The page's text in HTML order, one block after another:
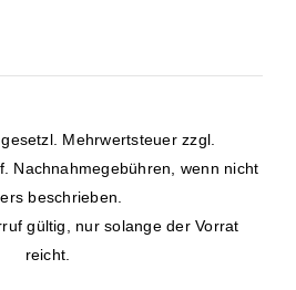
Mehrwertsteuer zzgl.
Nachnahmegebühren, wenn nicht
beschrieben.
gültig, nur solange der Vorrat
reicht.